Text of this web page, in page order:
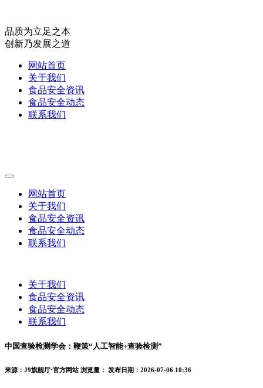
品质为立足之本
创新乃发展之道
网站首页
关于我们
食品安全资讯
食品安全动态
联系我们
网站首页
关于我们
食品安全资讯
食品安全动态
联系我们
关于我们
食品安全资讯
食品安全动态
联系我们
中国查验检测学会：鞭策“人工智能+查验检测”
来源：J9旗舰厅·官方网站 浏览量： 发布日期：2026-07-06 10:36